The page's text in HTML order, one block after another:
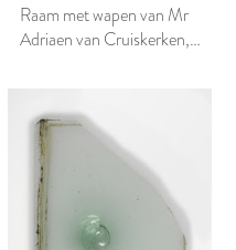
Raam met wapen van Mr
Adriaen van Cruiskerken,